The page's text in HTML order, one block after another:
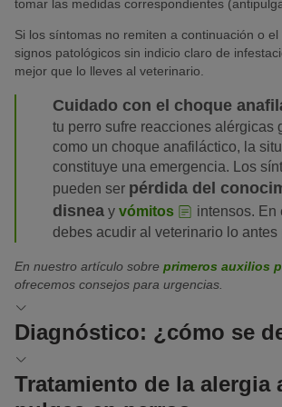
tomar las medidas correspondientes
Si los síntomas no remiten a continuación o
signos patológicos sin indicio claro de
mejor que lo lleves al veterinario.
Cuidado con el choque
tu perro sufre reacciones alérgicas
como un choque anafiláctico, la
constituye una emergencia. Los
pueden ser pérdida del
disnea y vómitos
intensos. En
debes acudir al veterinario lo antes
En nuestro artículo sobre primeros auxilios
ofrecemos consejos para urgencias.
Diagnóstico: ¿cómo se
El diagnóstico de una alergia a las pulgas en
realizarse tras una anamnesis exhaustiva y un
Tratamiento de la alergia